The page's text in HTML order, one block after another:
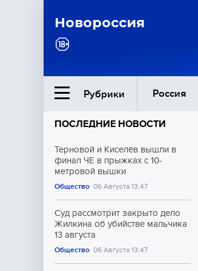
Новороссия
Рубрики Россия
Ближний Восток
Общество
Культура
ПОСЛЕДНИЕ НОВОСТИ
Терновой и Киселёв вышли в
финал ЧЕ в прыжках с 10-
метровой вышки
Общество 06 Августа 13:47
Суд рассмотрит закрыто дело
Жилкина об убийстве мальчика
13 августа
Общество 06 Августа 13:47